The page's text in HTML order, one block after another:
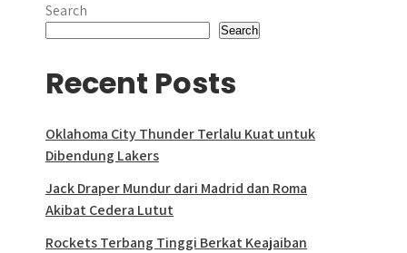
Search
Search
Recent Posts
Oklahoma City Thunder Terlalu Kuat untuk
Dibendung Lakers
Jack Draper Mundur dari Madrid dan Roma
Akibat Cedera Lutut
Rockets Terbang Tinggi Berkat Keajaiban